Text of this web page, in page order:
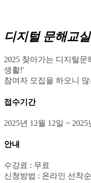
디지털 문해교
2025 찾아가는 디지털
생활!'
참여자 모집을 하오니
접수기간
2025년 12월 12일 ~ 2025
안내
수강료 : 무료
신청방법 : 온라인 선착